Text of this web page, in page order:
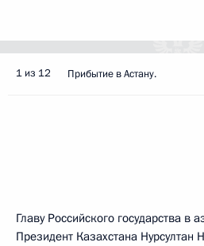
1 из 12 Прибытие в Астану.
Главу Российского государства в
Президент Казахстана Нурсултан